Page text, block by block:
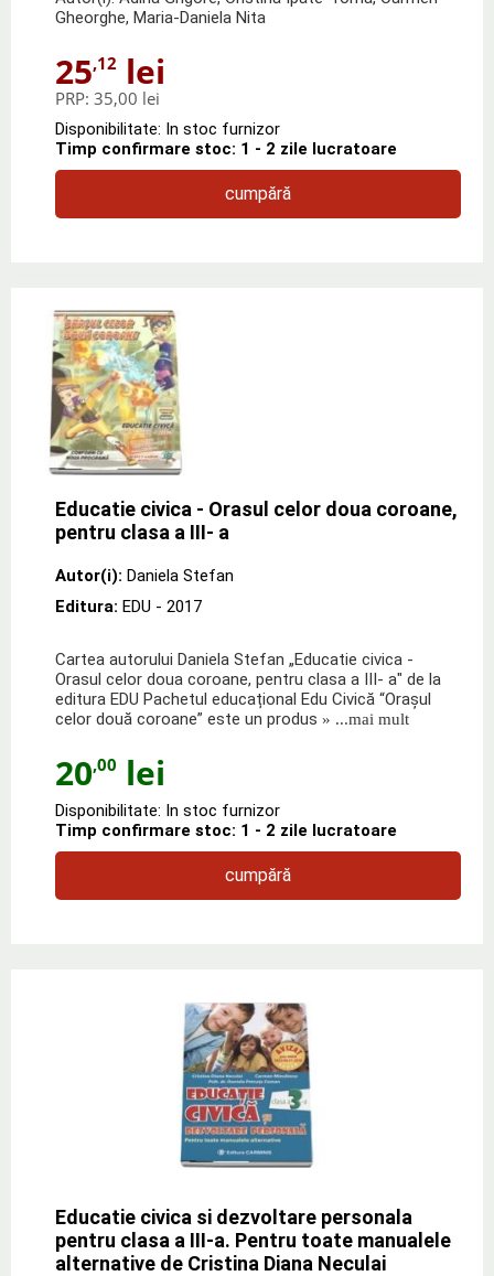
Gheorghe, Maria-Daniela Nita
25,12 lei
PRP: 35,00 lei
Disponibilitate: In stoc furnizor
Timp confirmare stoc: 1 - 2 zile lucratoare
cumpără
Educatie civica - Orasul celor doua coroane,
pentru clasa a III- a
Autor(i): Daniela Stefan
Editura: EDU - 2017
Cartea autorului Daniela Stefan „Educatie civica -
Orasul celor doua coroane, pentru clasa a III- a" de la
editura EDU Pachetul educațional Edu Civică “Orașul
celor două coroane” este un produs » ...mai mult
20,00 lei
Disponibilitate: In stoc furnizor
Timp confirmare stoc: 1 - 2 zile lucratoare
cumpără
Educatie civica si dezvoltare personala
pentru clasa a III-a. Pentru toate manualele
alternative de Cristina Diana Neculai